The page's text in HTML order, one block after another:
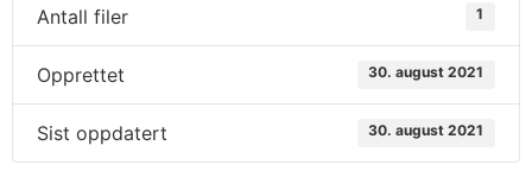
Antall filer 1
Opprettet 30. august 2021
Sist oppdatert 30. august 2021